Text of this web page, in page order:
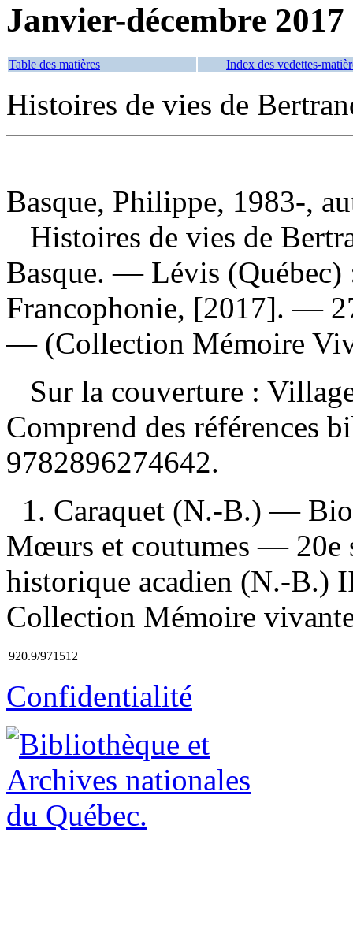
Janvier-décembre 2017
Table des matières Index des vedettes-
Histoires de vies de
Basque, Philippe, 1983-,
Histoires de vies de
Basque. — Lévis (Québec)
Francophonie, [2017]. —
— (Collection Mémoire
Sur la couverture :
Comprend des références
9782896274642.
1. Caraquet (N.-B.) —
Mœurs et coutumes — 20e
historique acadien (N.-
Collection Mémoire
920.9/971512
Confidentialité